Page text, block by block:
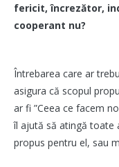
fericit, încrezător,
cooperant nu?
Întrebarea care ar
asigura că scopul
ar fi ”Ceea ce facem
îl ajută să atingă toate
propus pentru el, sau